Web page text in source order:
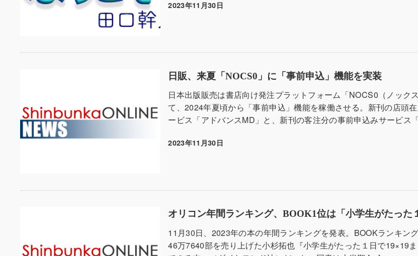
投稿日
2023年11月30日
日販、来夏「NOCS0」に「事前申込」機能を実装
日本出版販売は書店向け発注プラットフォーム「NOCS0（ノック
て、2024年夏頃から「事前申込」機能を稼働させる。新刊の店頭
ービス「アドバンスMD」と、新刊の客注分の事前申込みサービス
投稿日
2023年11月30日
オリコン年間ランキング、BOOK1位は「小学生がたった
11月30日、2023年の本の年間ランキングを発表。BOOKランキン
46万7640部を売り上げた小杉拓也『小学生がたった１日で19×19